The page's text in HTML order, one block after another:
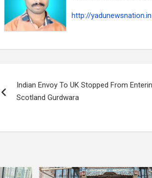
http://yadunewsnation.in
navigation
Indian Envoy To UK Stopped From
Scotland Gurdwara